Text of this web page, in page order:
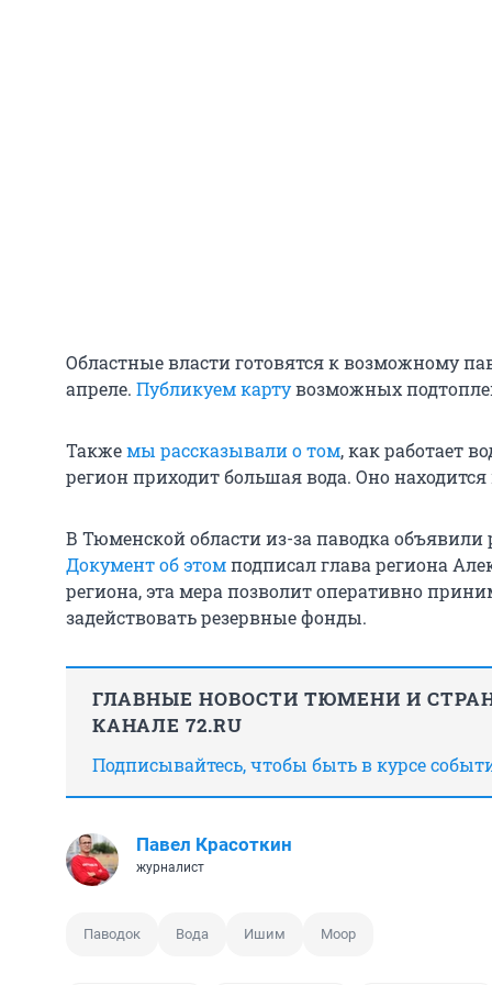
Областные власти готовятся к возможному
апреле. Публикуем картувозможных
Такжемы рассказывали о том, как работает
регион приходит большая вода. Оно находится
В Тюменской области из-за паводка
Документ об этомподписал глава региона
региона, эта мера позволит оперативно
задействовать резервные фонды.
ГЛАВНЫЕ НОВОСТИ ТЮМЕНИ И
КАНАЛЕ 72.RU
Подписывайтесь, чтобы быть в курсе
Павел Красоткин
журналист
Паводок Вода Ишим Моор